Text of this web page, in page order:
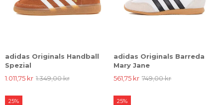
adidas Originals Handball
Spezial
1.011,75 kr 1.349,00 kr
adidas Originals Barreda
Mary Jane
561,75 kr 749,00 kr
25% 25%